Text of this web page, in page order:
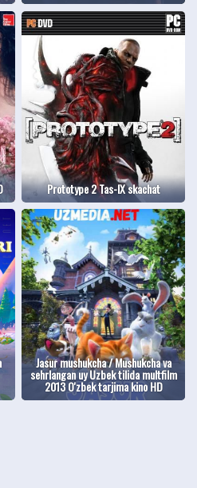
Prototype 2 Tas-IX skachat
Jasur mushukcha / Mushukcha va
sehrlangan uy Uzbek tilida multfilm
2013 O'zbek tarjima kino HD